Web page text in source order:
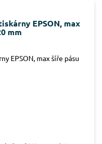
EPSON, max
mm